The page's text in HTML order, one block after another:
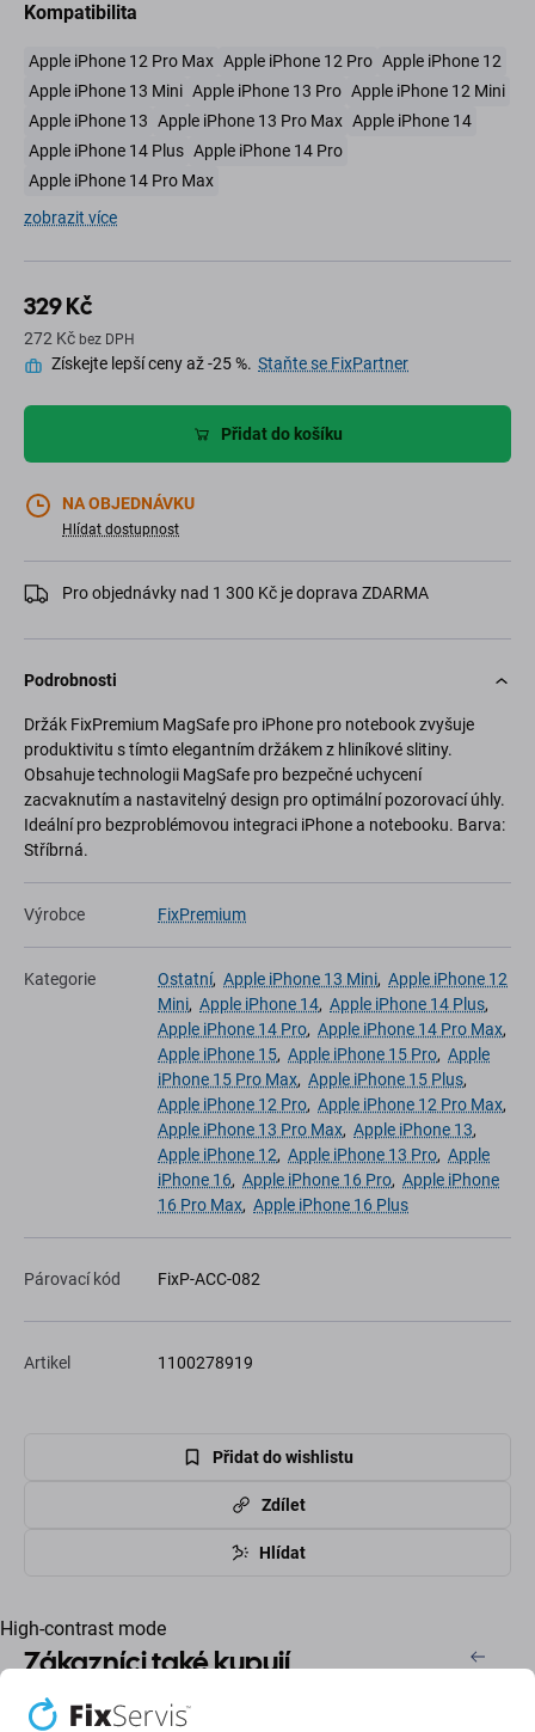
Kompatibilita
Apple iPhone 12 Pro Max Apple iPhone 12 Pro Apple iPhone 12
Apple iPhone 13 Mini Apple iPhone 13 Pro Apple iPhone 12 Mini
Apple iPhone 13 Apple iPhone 13 Pro Max Apple iPhone 14
Apple iPhone 14 Plus Apple iPhone 14 Pro
Apple iPhone 14 Pro Max
zobrazit více
329 Kč
272 Kč bez DPH
Získejte lepší ceny až -25 %. Staňte se FixPartner
Přidat do košíku
NA OBJEDNÁVKU
Hlídat dostupnost
Pro objednávky nad 1 300 Kč je doprava ZDARMA
Podrobnosti
Držák FixPremium MagSafe pro iPhone pro notebook zvyšuje
produktivitu s tímto elegantním držákem z hliníkové slitiny.
Obsahuje technologii MagSafe pro bezpečné uchycení
zacvaknutím a nastavitelný design pro optimální pozorovací úhly.
Ideální pro bezproblémovou integraci iPhone a notebooku. Barva:
Stříbrná.
Výrobce FixPremium
Kategorie Ostatní, Apple iPhone 13 Mini, Apple iPhone 12
Mini, Apple iPhone 14, Apple iPhone 14 Plus,
Apple iPhone 14 Pro, Apple iPhone 14 Pro Max,
Apple iPhone 15, Apple iPhone 15 Pro, Apple
iPhone 15 Pro Max, Apple iPhone 15 Plus,
Apple iPhone 12 Pro, Apple iPhone 12 Pro Max,
Apple iPhone 13 Pro Max, Apple iPhone 13,
Apple iPhone 12, Apple iPhone 13 Pro, Apple
iPhone 16, Apple iPhone 16 Pro, Apple iPhone
16 Pro Max, Apple iPhone 16 Plus
Párovací kód FixP-ACC-082
Artikel 1100278919
Přidat do wishlistu
Zdílet
Hlídat
High-contrast mode
Zákazníci také kupují